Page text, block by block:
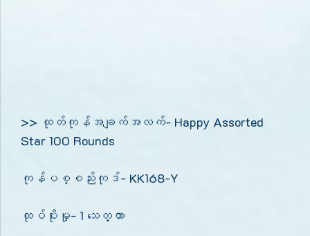
>> ထုတ်ကုန်အချက်အလက်- Happy Assorted
Star 100 Rounds
ကုန်ပစ္စည်းကုဒ်- KK168-Y
ထုပ်ပိုးမှု- 1 သေတ္တာ